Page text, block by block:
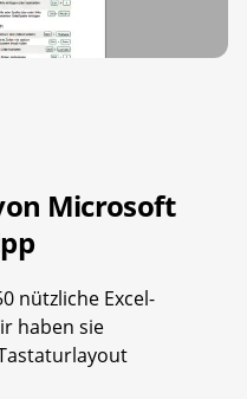
Microsoft
nützliche Excel-
haben sie